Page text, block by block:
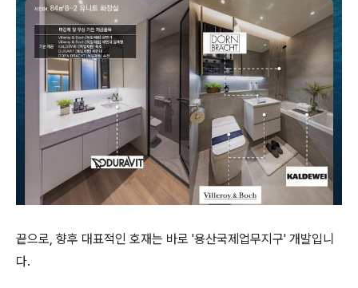
끝으로, 향후 대표적인 호재는 바로 '용산국제업무지구' 개발입니
다.